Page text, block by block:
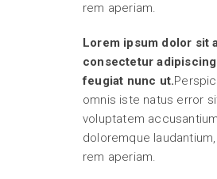
rem aperiam.
Lorem ipsum dolor sit
consectetur
feugiat nunc ut.
omnis iste natus error
voluptatem accusantium
doloremque
rem aperiam.